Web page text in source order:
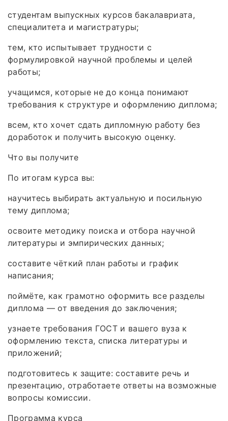
студентам выпускных курсов бакалавриата,
специалитета и магистратуры;
тем, кто испытывает трудности с
формулировкой научной проблемы и целей
работы;
учащимся, которые не до конца понимают
требования к структуре и оформлению диплома;
всем, кто хочет сдать дипломную работу без
доработок и получить высокую оценку.
Что вы получите
По итогам курса вы:
научитесь выбирать актуальную и посильную
тему диплома;
освоите методику поиска и отбора научной
литературы и эмпирических данных;
составите чёткий план работы и график
написания;
поймёте, как грамотно оформить все разделы
диплома — от введения до заключения;
узнаете требования ГОСТ и вашего вуза к
оформлению текста, списка литературы и
приложений;
подготовитесь к защите: составите речь и
презентацию, отработаете ответы на возможные
вопросы комиссии.
Программа курса